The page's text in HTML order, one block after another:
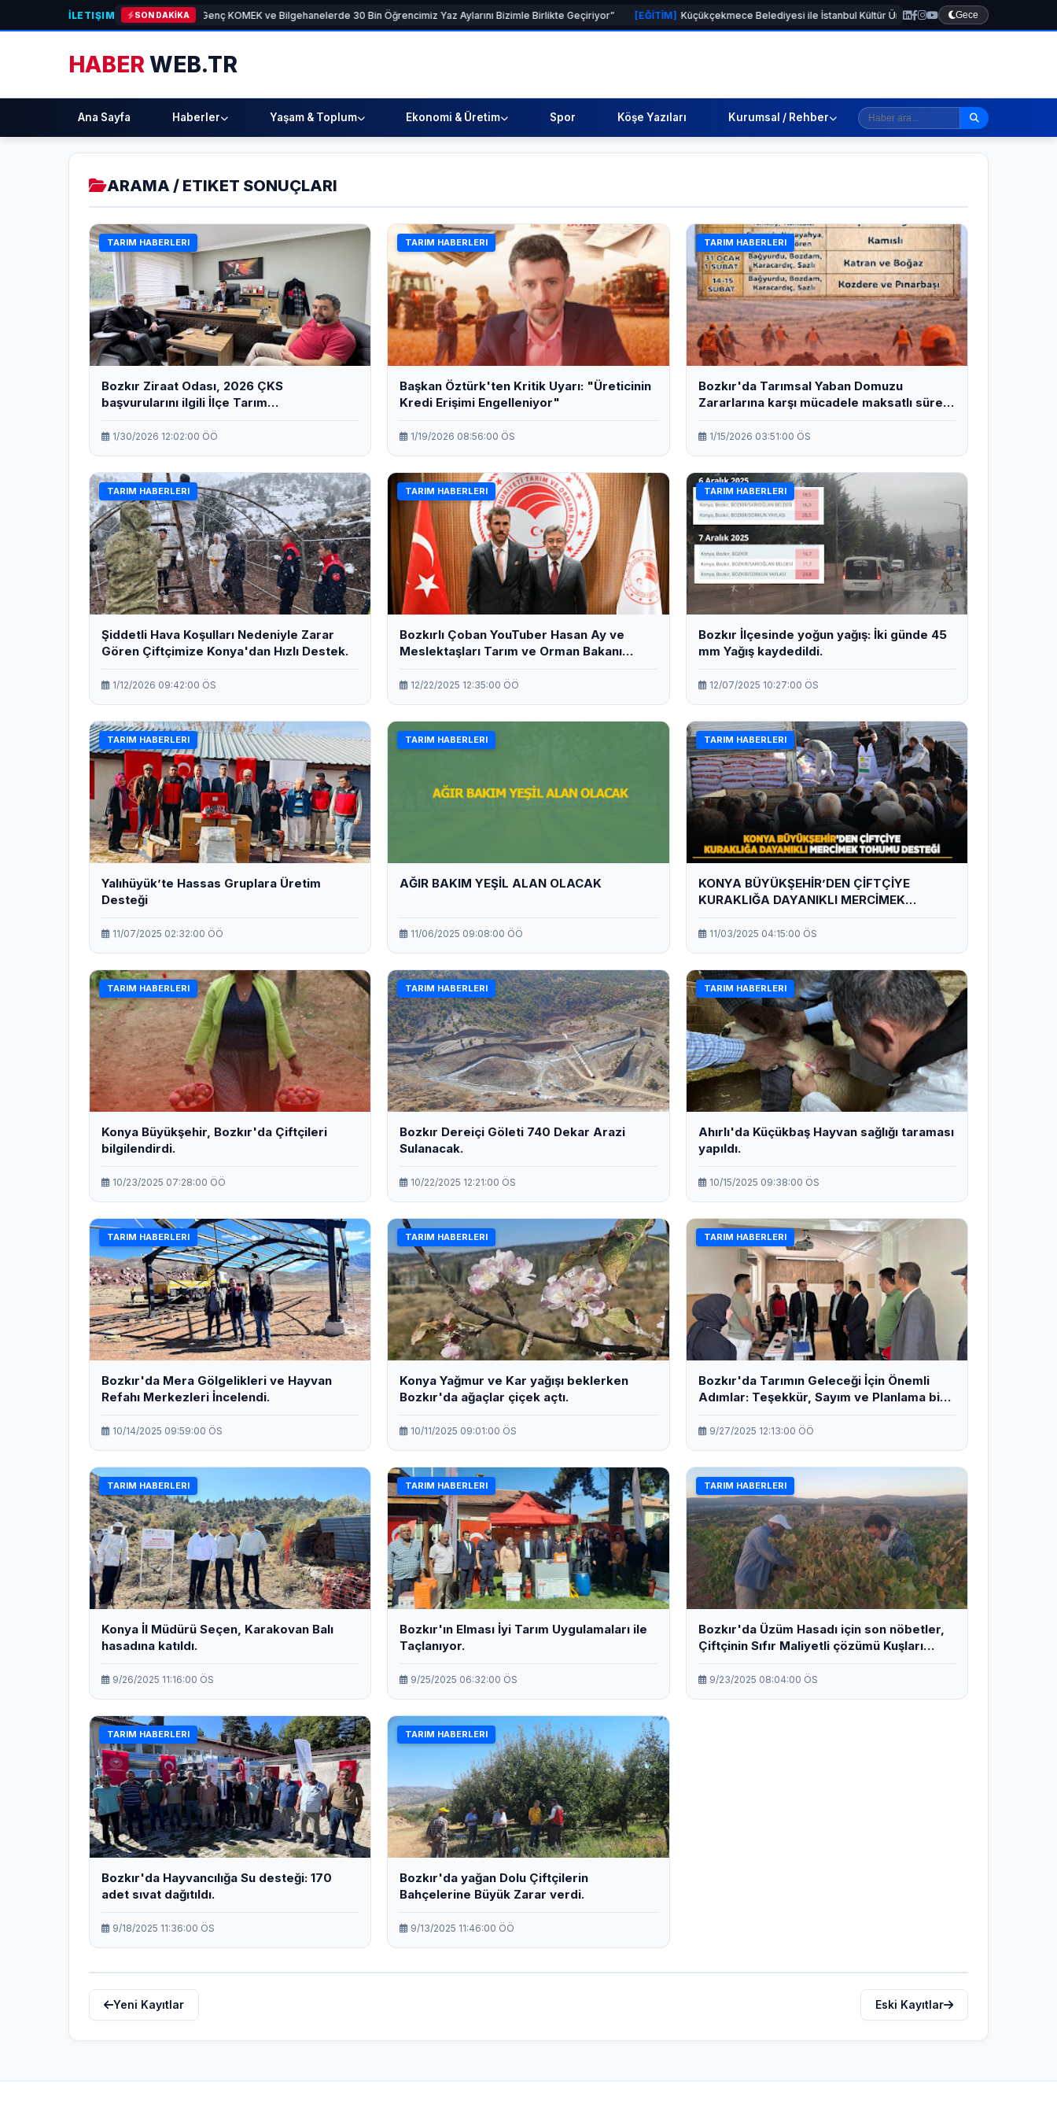
İLETIŞIM SON DAKİKA
Başkan Altay: “Genç KOMEK ve Bilgehanelerde 30 Bin Öğrencimiz Yaz Aylarını Bizimle Birlikte Geçiriyor” [EĞİTİM] Küçükçekmece Belediyesi ile İstanbul Kültür Üniversitesi Arasında Sinema Alanında İş Birliği
Gece
HABERWEB.TR
Ana Sayfa Haberler Yaşam & Toplum Ekonomi & Üretim Spor Köşe Yazıları Kurumsal / Rehber
ARAMA / ETIKET SONUÇLARI
TARIM HABERLERI
Bozkır Ziraat Odası, 2026 ÇKS
başvurularını ilgili İlçe Tarım
1/30/2026 12:02:00 ÖÖ
TARIM HABERLERI
Başkan Öztürk'ten Kritik Uyarı: "Üreticinin
Kredi Erişimi Engelleniyor"
1/19/2026 08:56:00 ÖS
TARIM HABERLERI
Bozkır'da Tarımsal Yaban Domuzu
Zararlarına karşı mücadele maksatlı sürek
1/15/2026 03:51:00 ÖS
TARIM HABERLERI
Şiddetli Hava Koşulları Nedeniyle Zarar
Gören Çiftçimize Konya'dan Hızlı Destek.
1/12/2026 09:42:00 ÖS
TARIM HABERLERI
Bozkırlı Çoban YouTuber Hasan Ay ve
Meslektaşları Tarım ve Orman Bakanı
12/22/2025 12:35:00 ÖÖ
TARIM HABERLERI
Bozkır İlçesinde yoğun yağış: İki günde 45
mm Yağış kaydedildi.
12/07/2025 10:27:00 ÖS
TARIM HABERLERI
Yalıhüyük’te Hassas Gruplara Üretim
Desteği
11/07/2025 02:32:00 ÖÖ
TARIM HABERLERI
AĞIR BAKIM YEŞİL ALAN OLACAK
11/06/2025 09:08:00 ÖÖ
TARIM HABERLERI
KONYA BÜYÜKŞEHİR’DEN ÇİFTÇİYE
KURAKLIĞA DAYANIKLI MERCİMEK
11/03/2025 04:15:00 ÖS
TARIM HABERLERI
Konya Büyükşehir, Bozkır'da Çiftçileri
bilgilendirdi.
10/23/2025 07:28:00 ÖÖ
TARIM HABERLERI
Bozkır Dereiçi Göleti 740 Dekar Arazi
Sulanacak.
10/22/2025 12:21:00 ÖS
TARIM HABERLERI
Ahırlı'da Küçükbaş Hayvan sağlığı taraması
yapıldı.
10/15/2025 09:38:00 ÖS
TARIM HABERLERI
Bozkır'da Mera Gölgelikleri ve Hayvan
Refahı Merkezleri İncelendi.
10/14/2025 09:59:00 ÖS
TARIM HABERLERI
Konya Yağmur ve Kar yağışı beklerken
Bozkır'da ağaçlar çiçek açtı.
10/11/2025 09:01:00 ÖS
TARIM HABERLERI
Bozkır'da Tarımın Geleceği İçin Önemli
Adımlar: Teşekkür, Sayım ve Planlama bir
9/27/2025 12:13:00 ÖÖ
TARIM HABERLERI
Konya İl Müdürü Seçen, Karakovan Balı
hasadına katıldı.
9/26/2025 11:16:00 ÖS
TARIM HABERLERI
Bozkır'ın Elması İyi Tarım Uygulamaları ile
Taçlanıyor.
9/25/2025 06:32:00 ÖS
TARIM HABERLERI
Bozkır'da Üzüm Hasadı için son nöbetler,
Çiftçinin Sıfır Maliyetli çözümü Kuşları
9/23/2025 08:04:00 ÖS
TARIM HABERLERI
Bozkır'da Hayvancılığa Su desteği: 170
adet sıvat dağıtıldı.
9/18/2025 11:36:00 ÖS
TARIM HABERLERI
Bozkır'da yağan Dolu Çiftçilerin
Bahçelerine Büyük Zarar verdi.
9/13/2025 11:46:00 ÖÖ
Yeni Kayıtlar Eski Kayıtlar